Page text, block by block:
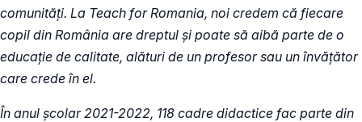
comunități. La Teach for Romania, noi credem că fiecare
copil din România are dreptul și poate să aibă parte de o
educație de calitate, alături de un profesor sau un învățător
care crede în el.
În anul școlar 2021-2022, 118 cadre didactice fac parte din